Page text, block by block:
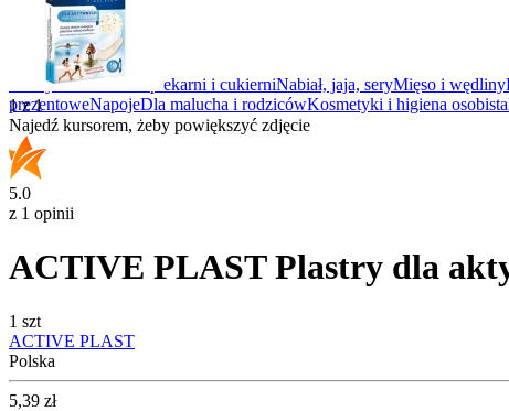
Dla Biura
Warzywa i owoce Z piekarni i cukierniNabiał, jaja, seryMięso i wędliny
prezentoweNapojeDla malucha i rodzicówKosmetyki i higiena osobista
1z1
Najedź kursorem, żeby powiększyć zdjęcie
5.0
z 1 opinii
ACTIVE PLAST Plastry dla
1 szt
ACTIVE PLAST
Polska
Cena
5,39 zł